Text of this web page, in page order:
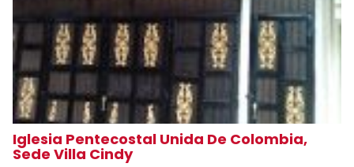
Iglesia Pentecostal Unida De Colombia,
Sede Villa Cindy